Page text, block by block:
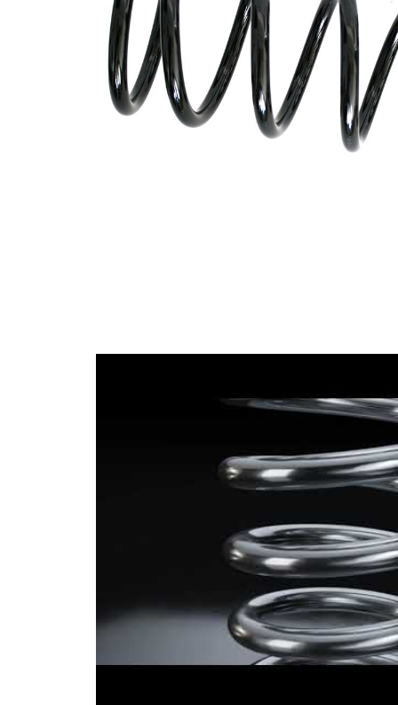
Tvar
pružiny
konstatním
průměrem
Vnější
průměr
133 mm
Průměr
drátu
13,50 mm